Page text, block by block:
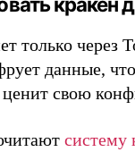
только
данные,
свою
систему